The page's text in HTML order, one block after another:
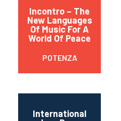
Incontro – The
New Languages
Of Music For A
World Of Peace
POTENZA
International